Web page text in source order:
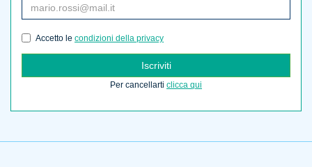
Accetto le condizioni della privacy
Iscriviti
Per cancellarti clicca qui